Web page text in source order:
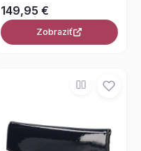
149,95 €
Zobraziť